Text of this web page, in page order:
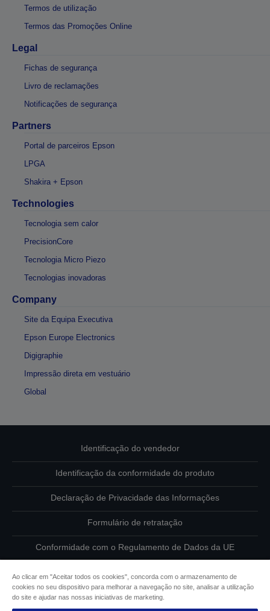
Termos de utilização
Termos das Promoções Online
Legal
Fichas de segurança
Livro de reclamações
Notificações de segurança
Partners
Portal de parceiros Epson
LPGA
Shakira + Epson
Technologies
Tecnologia sem calor
PrecisionCore
Tecnologia Micro Piezo
Tecnologias inovadoras
Company
Site da Equipa Executiva
Epson Europe Electronics
Digigraphie
Impressão direta em vestuário
Global
Identificação do vendedor
Identificação da conformidade do produto
Declaração de Privacidade das Informações
Formulário de retratação
Conformidade com o Regulamento de Dados da UE
Informações sobre cookies
Ao clicar em "Aceitar todos os cookies", concorda com o armazenamento de
cookies no seu dispositivo para melhorar a navegação no site, analisar a utilização
do site e ajudar nas nossas iniciativas de marketing.